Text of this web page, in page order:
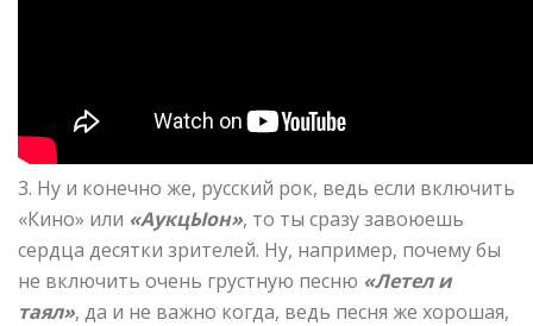
3. Ну и конечно же, русский рок, ведь если включить
«Кино» или «АукцЫон», то ты сразу завоюешь
сердца десятки зрителей. Ну, например, почему бы
не включить очень грустную песню «Летел и
таял», да и не важно когда, ведь песня же хорошая,